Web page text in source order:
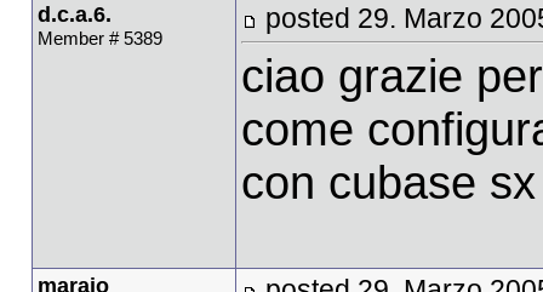
d.c.a.6.
Member # 5389
posted 29. Marzo
ciao grazie
come
con cubase
maraio